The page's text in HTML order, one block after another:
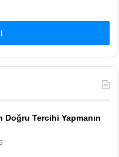
Doğru Tercihi Yapmanın